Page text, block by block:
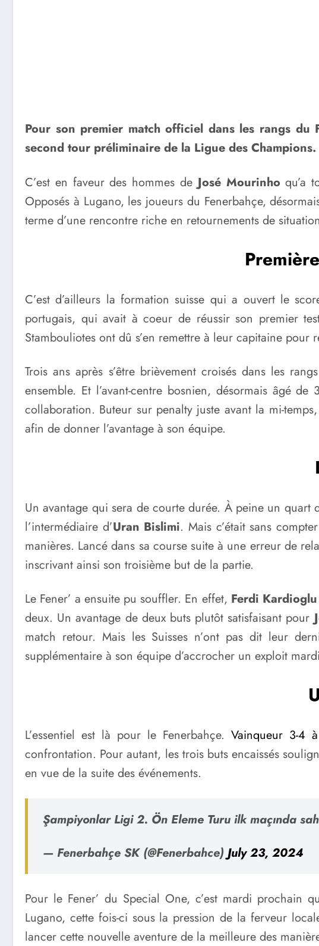
Pour son premier match officiel dans les rangs du
second tour préliminaire de la Ligue des Champions.
C’est en faveur des hommes deJosé Mourinho qu’a
Opposés à Lugano, les joueurs du Fenerbahçe,
terme d’une rencontre riche en retournements de
C’est d’ailleurs la formation suisse qui a ouvert le
portugais, qui avait à coeur de réussir son premier
Stambouliotes ont dû s’en remettre à leur capitaine pour
Trois ans après s’être brièvement croisés dans les
ensemble. Et l’avant-centre bosnien, désormais âgé
collaboration. Buteur sur penalty juste avant la mi-
afin de donner l’avantage à son équipe.
Un avantage qui sera de courte durée. À peine un
l’intermédiaire d’Uran Bislimi. Mais c’était sans
manières. Lancé dans sa course suite à une erreur de
inscrivant ainsi son troisième but de la partie.
Le Fener’ a ensuite pu souffler. En effet, Ferdi Kardioglu
deux. Un avantage de deux buts plutôt satisfaisant pour
match retour. Mais les Suisses n’ont pas dit leur
supplémentaire à son équipe d’accrocher un exploit
L’essentiel est là pour le Fenerbahçe. Vainqueur 3-4
confrontation. Pour autant, les trois buts encaissés
en vue de la suite des événements.
Şampiyonlar Ligi 2. Ön Eleme Turu ilk maçında
— Fenerbahçe SK (@Fenerbahce)July 23, 2024
Pour le Fener’ du Special One, c’est mardi prochain
Lugano, cette fois-ci sous la pression de la ferveur
lancer cette nouvelle aventure de la meilleure des